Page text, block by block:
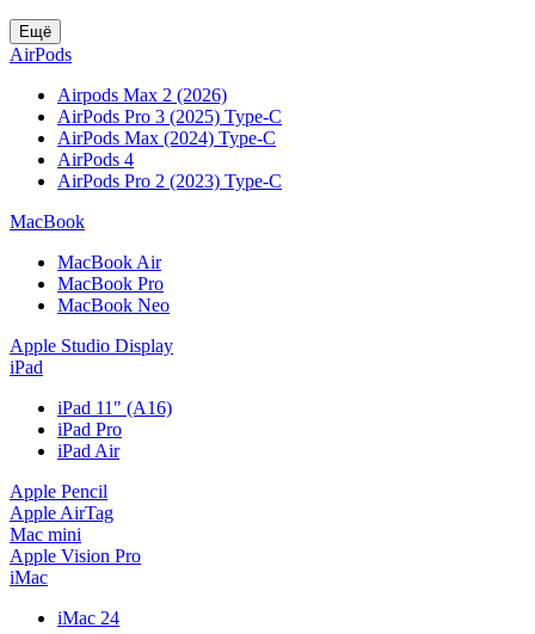
Ещё
AirPods
Airpods Max 2 (2026)
AirPods Pro 3 (2025) Type-C
AirPods Max (2024) Type-C
AirPods 4
AirPods Pro 2 (2023) Type-C
MacBook
MacBook Air
MacBook Pro
MacBook Neo
Apple Studio Display
iPad
iPad 11" (A16)
iPad Pro
iPad Air
Apple Pencil
Apple AirTag
Mac mini
Apple Vision Pro
iMac
iMac 24